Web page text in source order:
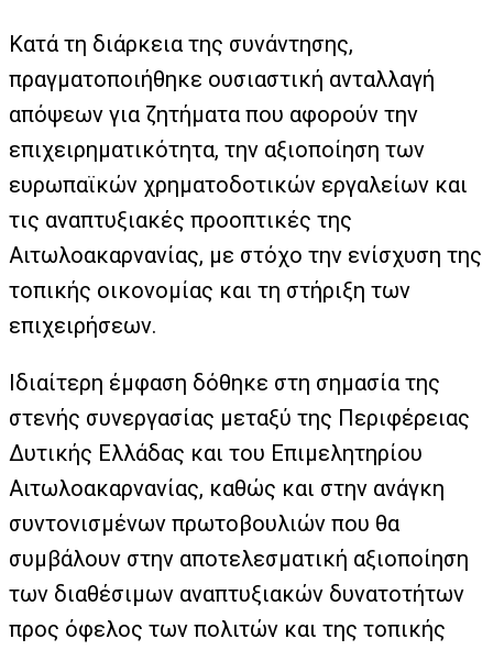
Κατά τη διάρκεια της συνάντησης,
πραγματοποιήθηκε ουσιαστική ανταλλαγή
απόψεων για ζητήματα που αφορούν την
επιχειρηματικότητα, την αξιοποίηση των
ευρωπαϊκών χρηματοδοτικών εργαλείων και
τις αναπτυξιακές προοπτικές της
Αιτωλοακαρνανίας, με στόχο την ενίσχυση της
τοπικής οικονομίας και τη στήριξη των
επιχειρήσεων.
Ιδιαίτερη έμφαση δόθηκε στη σημασία της
στενής συνεργασίας μεταξύ της Περιφέρειας
Δυτικής Ελλάδας και του Επιμελητηρίου
Αιτωλοακαρνανίας, καθώς και στην ανάγκη
συντονισμένων πρωτοβουλιών που θα
συμβάλουν στην αποτελεσματική αξιοποίηση
των διαθέσιμων αναπτυξιακών δυνατοτήτων
προς όφελος των πολιτών και της τοπικής